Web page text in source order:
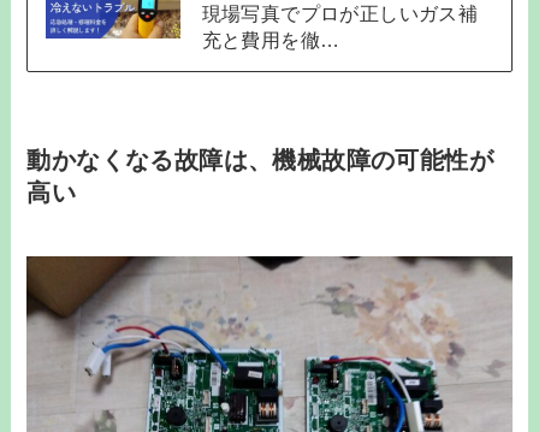
現場写真でプロが正しいガス補
充と費用を徹…
動かなくなる故障は、機械故障の可能性が
高い